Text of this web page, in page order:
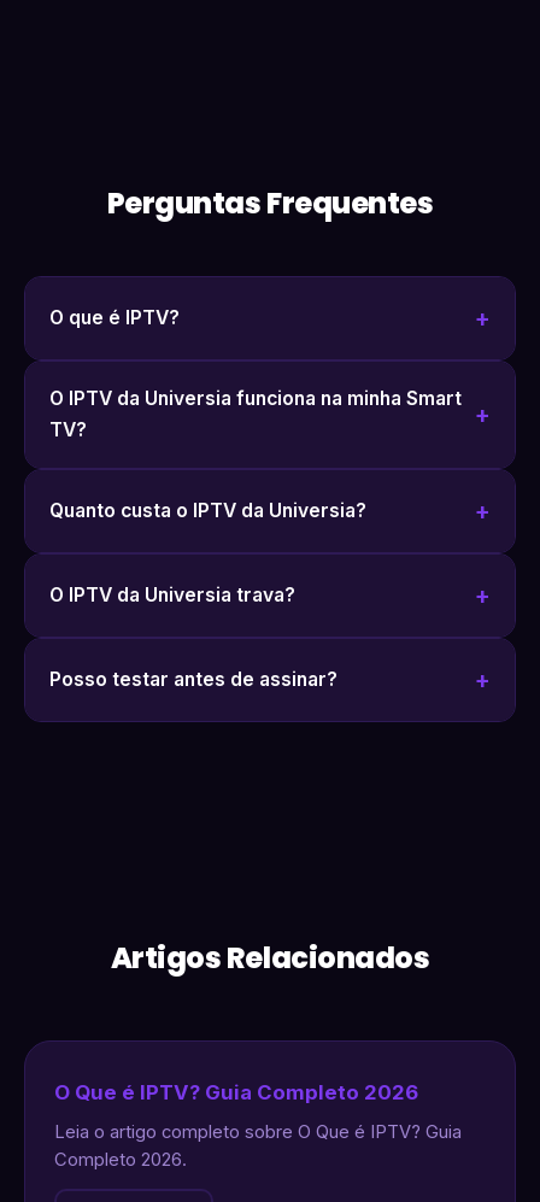
Perguntas Frequentes
O que é IPTV?
O IPTV da Universia funciona na minha Smart
TV?
Quanto custa o IPTV da Universia?
O IPTV da Universia trava?
Posso testar antes de assinar?
Artigos Relacionados
O Que é IPTV? Guia Completo 2026
Leia o artigo completo sobre O Que é IPTV? Guia
Completo 2026.